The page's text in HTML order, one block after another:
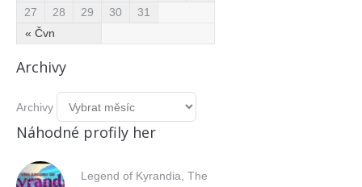
« Čvn
27
28 29 30 31
Archivy
Archivy
Náhodné profily her
Legend of Kyrandia, The